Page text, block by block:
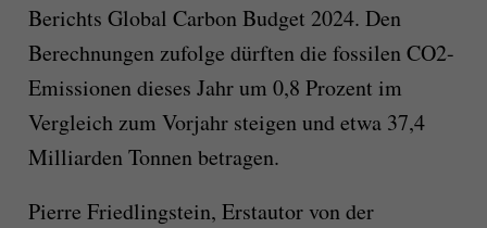
Berichts Global Carbon Budget 2024. Den
Berechnungen zufolge dürften die fossilen CO2-
Emissionen dieses Jahr um 0,8 Prozent im
Vergleich zum Vorjahr steigen und etwa 37,4
Milliarden Tonnen betragen.
Pierre Friedlingstein, Erstautor von der